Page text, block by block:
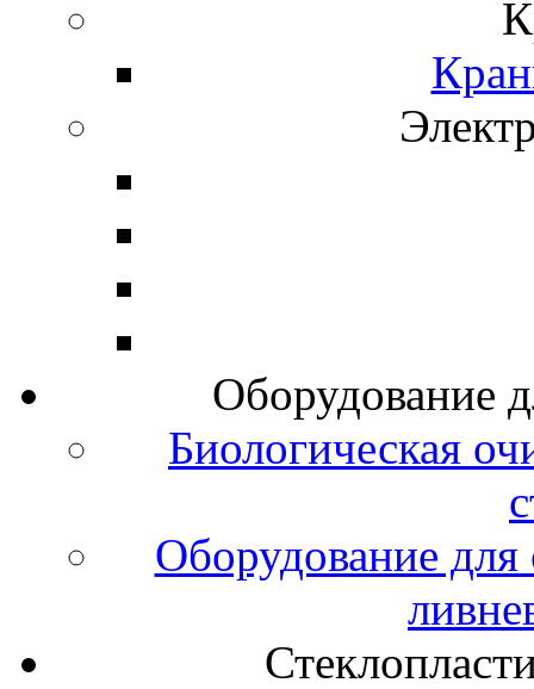
Оборудование
Биологическая
Оборудование